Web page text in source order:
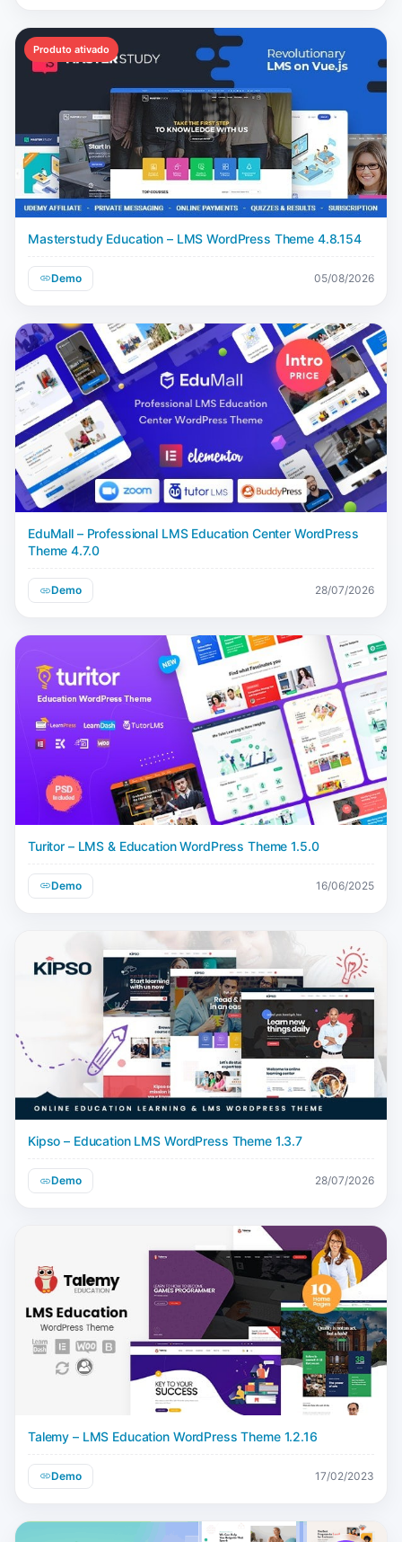
Produto ativado
Masterstudy Education – LMS WordPress Theme 4.8.154
Demo 05/08/2026
EduMall – Professional LMS Education Center WordPress
Theme 4.7.0
Demo 28/07/2026
Turitor – LMS & Education WordPress Theme 1.5.0
Demo 16/06/2025
Kipso – Education LMS WordPress Theme 1.3.7
Demo 28/07/2026
Talemy – LMS Education WordPress Theme 1.2.16
Demo 17/02/2023